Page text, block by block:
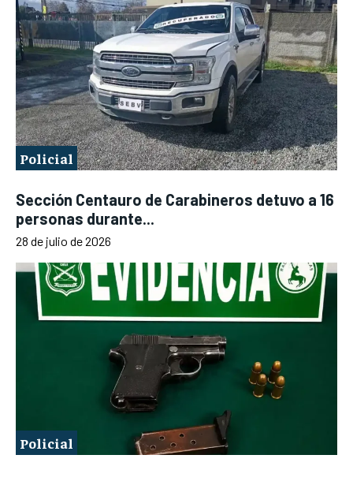
Policial
Sección Centauro de Carabineros detuvo a 16
personas durante...
28 de julio de 2026
Policial